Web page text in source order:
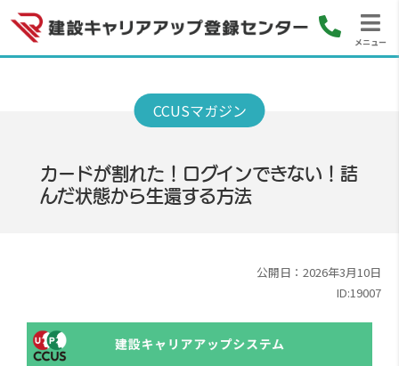
メニュー
カードが割れた！ログインできない！詰
んだ状態から生還する方法
公開日：2026年3月10日
ID:19007